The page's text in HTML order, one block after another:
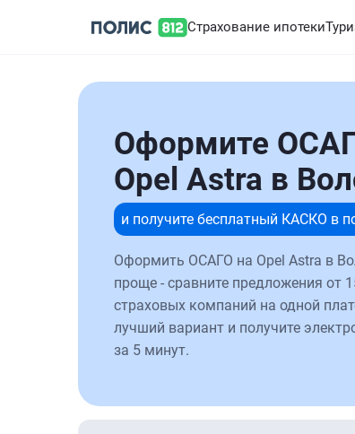
Страхование ипотеки
Оформите
Opel Astra в
и получите бесплатный КАСКО в
Оформить ОСАГО на Opel Astra в
проще - сравните предложения от
страховых компаний на одной
лучший вариант и получите
за 5 минут.